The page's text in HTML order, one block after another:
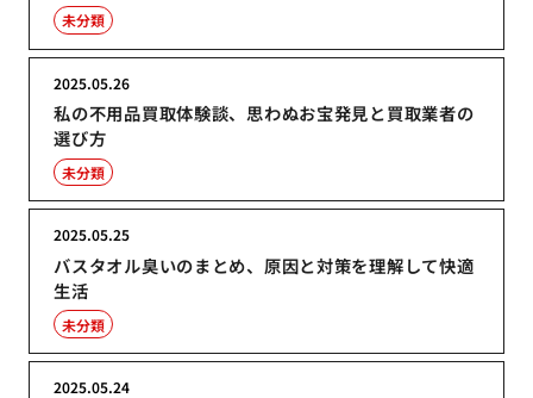
未分類
私の不用品買取体験談、思わぬお宝発見と買取業者の
選び方
2025.05.26
未分類
バスタオル臭いのまとめ、原因と対策を理解して快適
生活
2025.05.25
未分類
2025.05.24